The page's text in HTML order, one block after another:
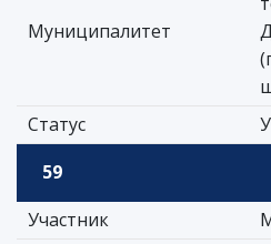
Муниципалитет
Статус
59
Участник